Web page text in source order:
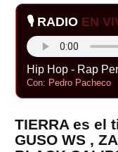
🎙️ RADIO EN
Hip Hop - Rap
Con: Pedro Pacheco
TIERRA es el
GUSO WS ,